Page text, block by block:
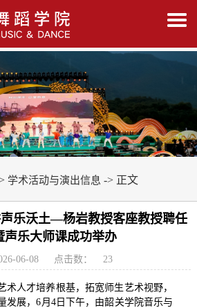
学术活动与演出信息 -> 正文
乐沃土—杨岩教授客座教授聘任
声乐大师课成功举办
06-08 点击数： 23
术人才培养根基，拓宽师生艺术视野，
发展，6月4日下午，由韶关学院音乐与